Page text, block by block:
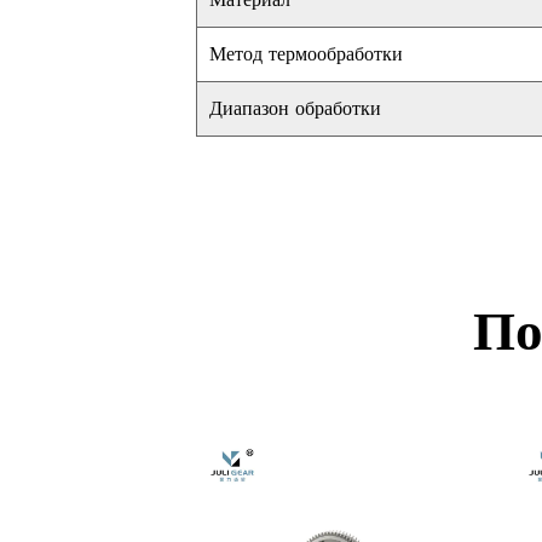
Метод термообработки
Диапазон обработки